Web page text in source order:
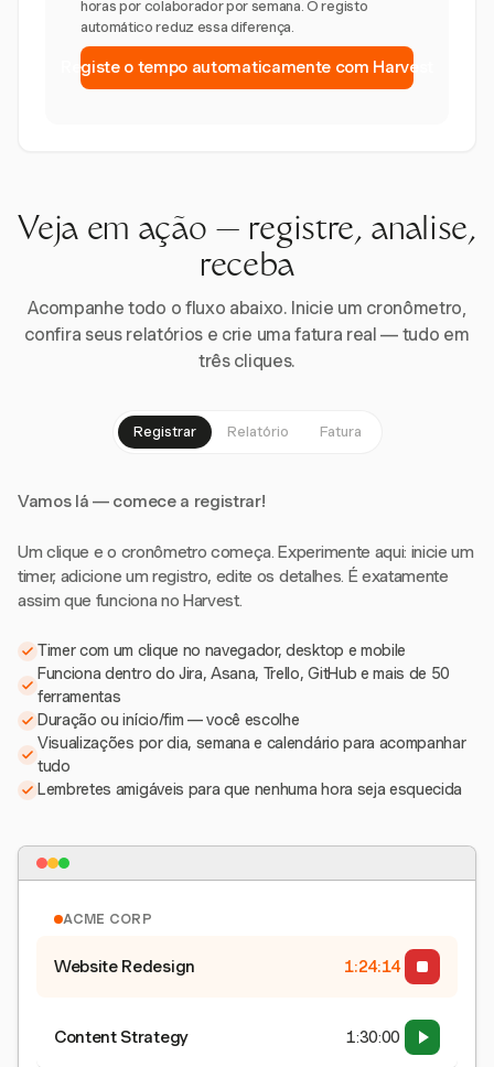
horas por colaborador por semana. O registo
automático reduz essa diferença.
Registe o tempo automaticamente com Harvest
Veja em ação — registre, analise,
receba
Acompanhe todo o fluxo abaixo. Inicie um cronômetro,
confira seus relatórios e crie uma fatura real — tudo em
três cliques.
Registrar Relatório Fatura
Vamos lá — comece a registrar!
Um clique e o cronômetro começa. Experimente aqui: inicie um
timer, adicione um registro, edite os detalhes. É exatamente
assim que funciona no Harvest.
Timer com um clique no navegador, desktop e mobile
Funciona dentro do Jira, Asana, Trello, GitHub e mais de 50
ferramentas
Duração ou início/fim — você escolhe
Visualizações por dia, semana e calendário para acompanhar
tudo
Lembretes amigáveis para que nenhuma hora seja esquecida
ACME CORP
Website Redesign 1:24:15
Content Strategy 1:30:00